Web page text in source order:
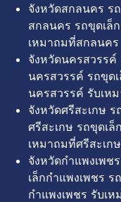
จังหวัดสกลนคร ร
สกลนคร รถขุดเล็
เหมาถมที่สกลนคร
จังหวัดนครสวรรค์
นครสวรรค์ รถขุด
นครสวรรค์ รับเห
จังหวัดศรีสะเกษ
ศรีสะเกษ รถขุดเล็
เหมาถมที่ศรีสะเกษ
จังหวัดกำแพงเพช
เล็กกำแพงเพชร ร
กำแพงเพชร รับเ